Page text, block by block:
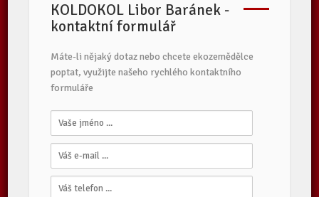
KOLDOKOL Libor Baránek -
kontaktní formulář
Máte-li nějaký dotaz nebo chcete ekozemědělce
poptat, využijte našeho rychlého kontaktního
formuláře